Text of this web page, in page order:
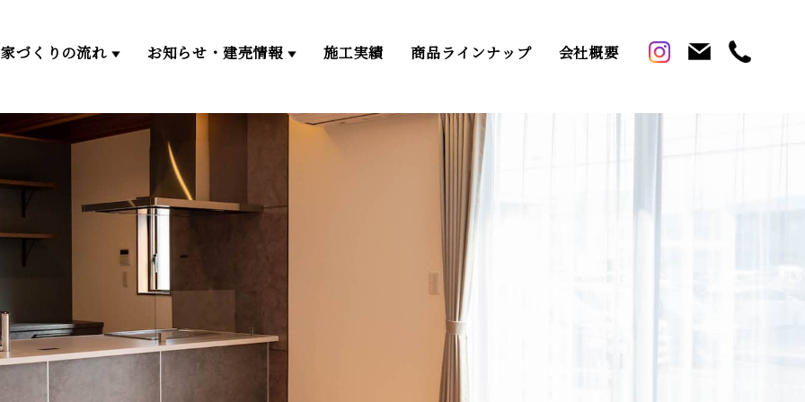
家づくりの流れ
ゼロエネルギー住宅
お知らせ・建売情報
仲介物件一覧
分譲地一覧
イベント・お知らせ一覧
施工実績 商品ラインナップ 会社概要